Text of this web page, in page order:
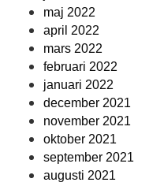
maj 2022
april 2022
mars 2022
februari 2022
januari 2022
december 2021
november 2021
oktober 2021
september 2021
augusti 2021